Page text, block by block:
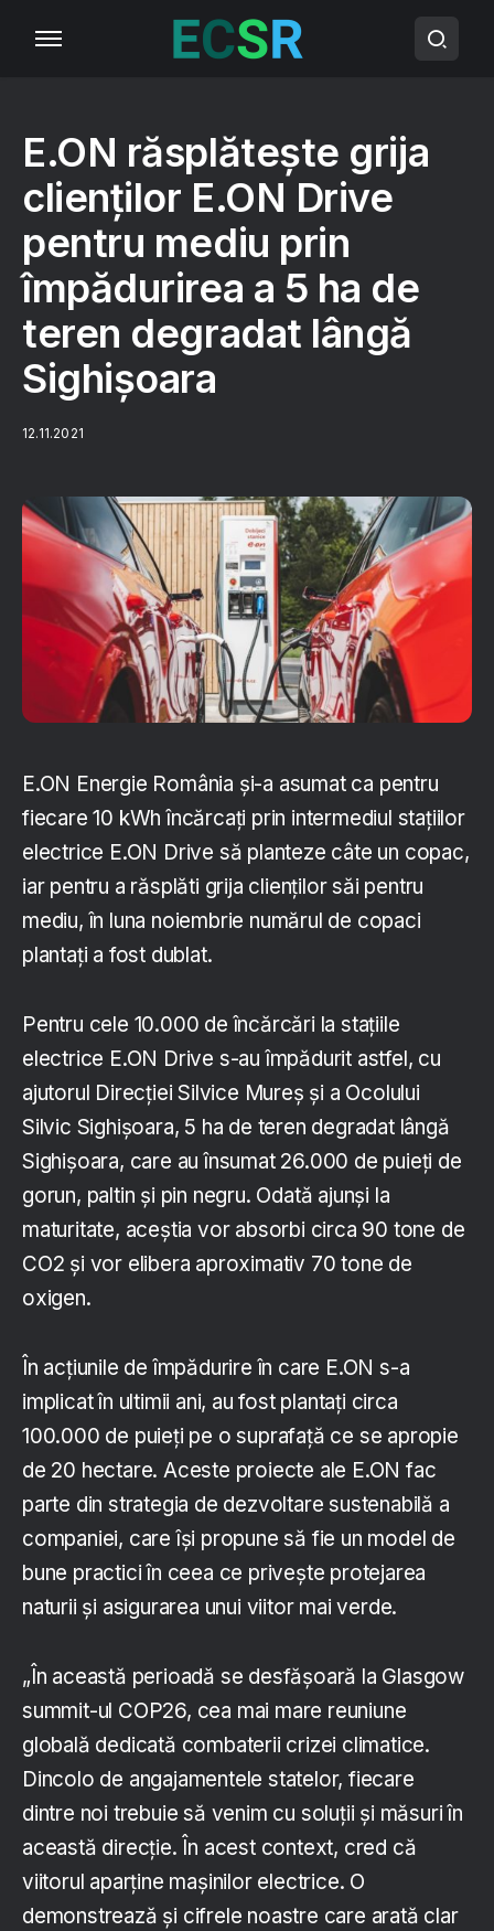
E.ON răsplătește grija
clienților E.ON Drive
pentru mediu prin
împădurirea a 5 ha de
teren degradat lângă
Sighișoara
12.11.2021
E.ON Energie România și-a asumat ca pentru
fiecare 10 kWh încărcați prin intermediul stațiilor
electrice E.ON Drive să planteze câte un copac,
iar pentru a răsplăti grija clienților săi pentru
mediu, în luna noiembrie numărul de copaci
plantați a fost dublat.
Pentru cele 10.000 de încărcări la stațiile
electrice E.ON Drive s-au împădurit astfel, cu
ajutorul Direcției Silvice Mureș și a Ocolului
Silvic Sighișoara, 5 ha de teren degradat lângă
Sighișoara, care au însumat 26.000 de puieți de
gorun, paltin și pin negru. Odată ajunși la
maturitate, aceștia vor absorbi circa 90 tone de
CO2 și vor elibera aproximativ 70 tone de
oxigen.
În acțiunile de împădurire în care E.ON s-a
implicat în ultimii ani, au fost plantați circa
100.000 de puieți pe o suprafață ce se apropie
de 20 hectare. Aceste proiecte ale E.ON fac
parte din strategia de dezvoltare sustenabilă a
companiei, care își propune să fie un model de
bune practici în ceea ce privește protejarea
naturii și asigurarea unui viitor mai verde.
„În această perioadă se desfășoară la Glasgow
summit-ul COP26, cea mai mare reuniune
globală dedicată combaterii crizei climatice.
Dincolo de angajamentele statelor, fiecare
dintre noi trebuie să venim cu soluții și măsuri în
această direcție. În acest context, cred că
viitorul aparține mașinilor electrice. O
demonstrează și cifrele noastre care arată clar